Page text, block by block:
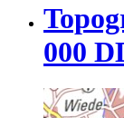
000